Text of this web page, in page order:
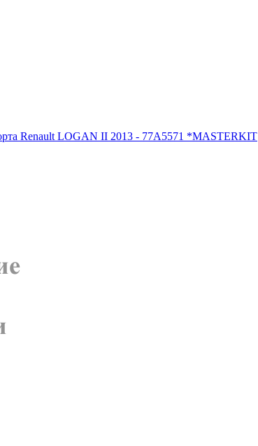
Renault LOGAN II 2013 - 77A5571 *MASTERKIT